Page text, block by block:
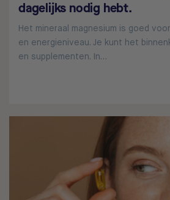
dagelijks nodig hebt.
Het mineraal magnesium is goed
en energieniveau. Je kunt het
en supplementen. In…